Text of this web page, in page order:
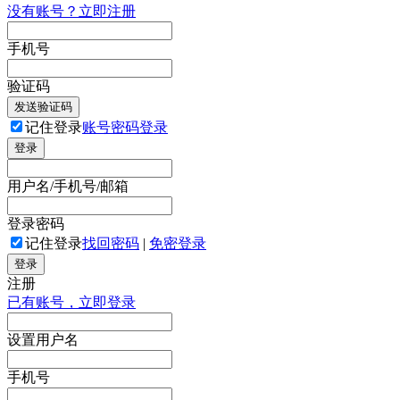
没有账号？立即注册
手机号
验证码
发送验证码
记住登录账号密码登录
登录
用户名/手机号/邮箱
登录密码
记住登录找回密码 | 免密登录
登录
注册
已有账号，立即登录
设置用户名
手机号